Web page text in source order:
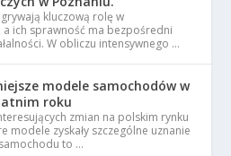
kluczową rolę w
ich sprawność ma bezpośredni
W obliczu intensywnego …
modele samochodów w
roku
zmian na polskim rynku
modele zyskały szczególne uznanie
to …